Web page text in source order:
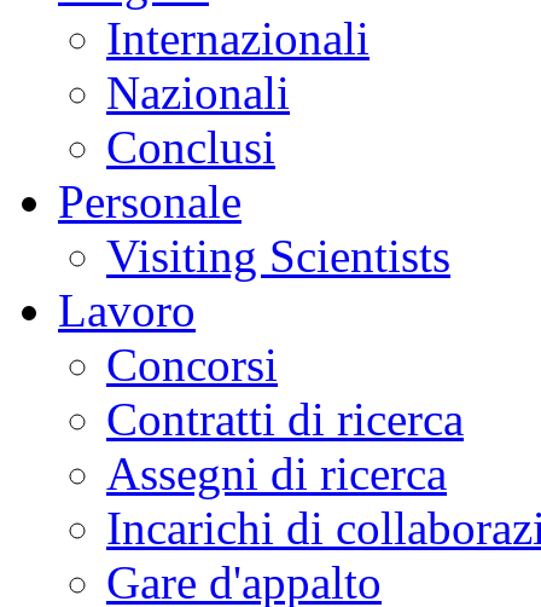
Internazionali
Nazionali
Conclusi
Personale
Visiting Scientists
Lavoro
Concorsi
Contratti di ricerca
Assegni di ricerca
Incarichi di
Gare d'appalto